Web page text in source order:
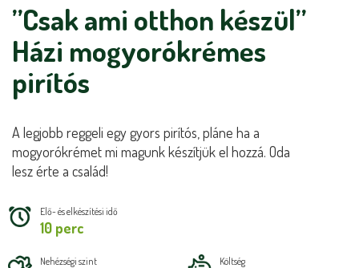
”Csak ami otthon készül”
Házi mogyorókrémes
pirítós
A legjobb reggeli egy gyors pirítós, pláne ha a
mogyorókrémet mi magunk készítjük el hozzá. Oda
lesz érte a család!
Elő- és elkészítési idő
10 perc
Nehézségi szint Költség